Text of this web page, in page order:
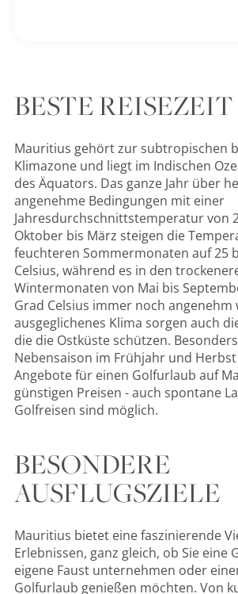
BESTE REISEZEIT
Mauritius gehört zur subtropischen
Klimazone und liegt im Indischen
des Äquators. Das ganze Jahr über
angenehme Bedingungen mit einer
Jahresdurchschnittstemperatur von
Oktober bis März steigen die
feuchteren Sommermonaten auf 25
Celsius, während es in den
Wintermonaten von Mai bis
Grad Celsius immer noch angenehm
ausgeglichenes Klima sorgen auch
die die Ostküste schützen.
Nebensaison im Frühjahr und
Angebote für einen Golfurlaub auf
günstigen Preisen - auch spontane
Golfreisen sind möglich.
BESONDERE
AUSFLUGSZIELE
Mauritius bietet eine faszinierende
Erlebnissen, ganz gleich, ob Sie eine
eigene Faust unternehmen oder
Golfurlaub genießen möchten. Von